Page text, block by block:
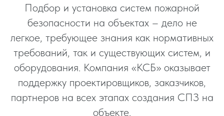
Подбор и установка систем пожарной
безопасности на объектах – дело не
легкое, требующее знания как нормативных
требований, так и существующих систем, и
оборудования. Компания «КСБ» оказывает
поддержку проектировщиков, заказчиков,
партнеров на всех этапах создания СПЗ на
объекте.